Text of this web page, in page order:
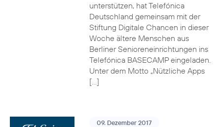
unterstützen, hat Telefónica
Deutschland gemeinsam mit der
Stiftung Digitale Chancen in dieser
Woche ältere Menschen aus
Berliner Senioreneinrichtungen ins
Telefónica BASECAMP eingeladen.
Unter dem Motto „Nützliche Apps
[…]
09. Dezember 2017